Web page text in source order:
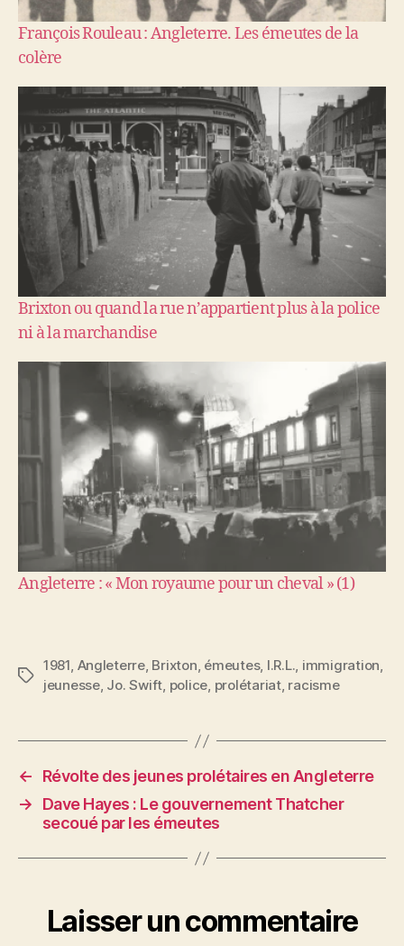
François Rouleau : Angleterre. Les émeutes de la
colère
Brixton ou quand la rue n’appartient plus à la police
ni à la marchandise
Angleterre : « Mon royaume pour un cheval » (1)
Étiquettes
1981, Angleterre, Brixton, émeutes, I.R.L., immigration,
jeunesse, Jo. Swift, police, prolétariat, racisme
←
Révolte des jeunes prolétaires en Angleterre
→
Dave Hayes : Le gouvernement Thatcher
secoué par les émeutes
Laisser un commentaire